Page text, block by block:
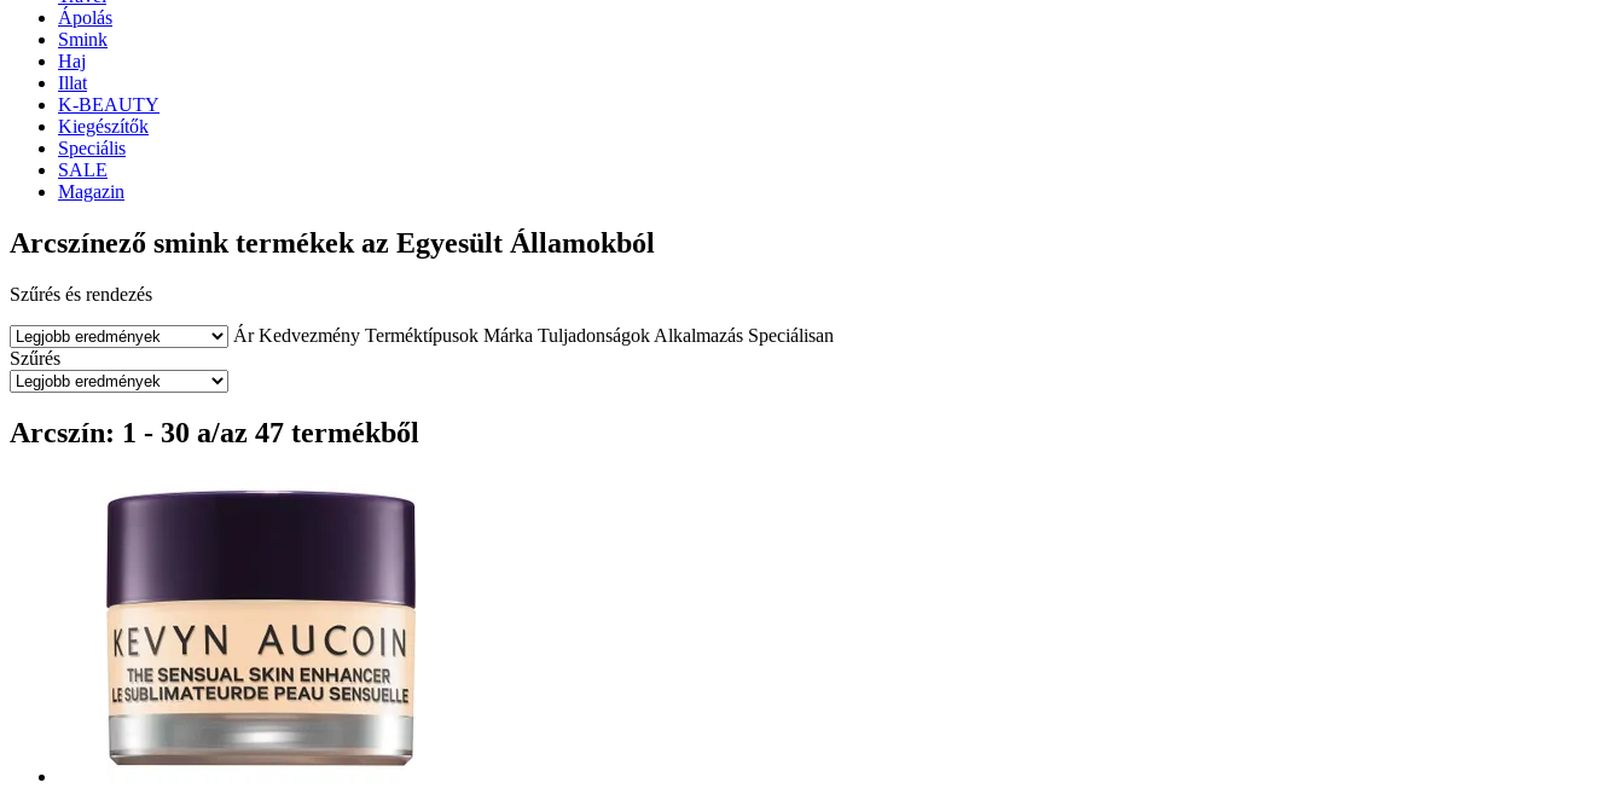
Ápolás
Smink
Haj
Illat
K-BEAUTY
Kiegészítők
Speciális
SALE
Magazin
Arcszínező smink termékek az Egyesült Államokból
Szűrés és rendezés
Ár Kedvezmény Terméktípusok Márka Tuljadonságok Alkalmazás Speciálisan
Szűrés
Arcszín: 1 - 30 a/az 47 termékből